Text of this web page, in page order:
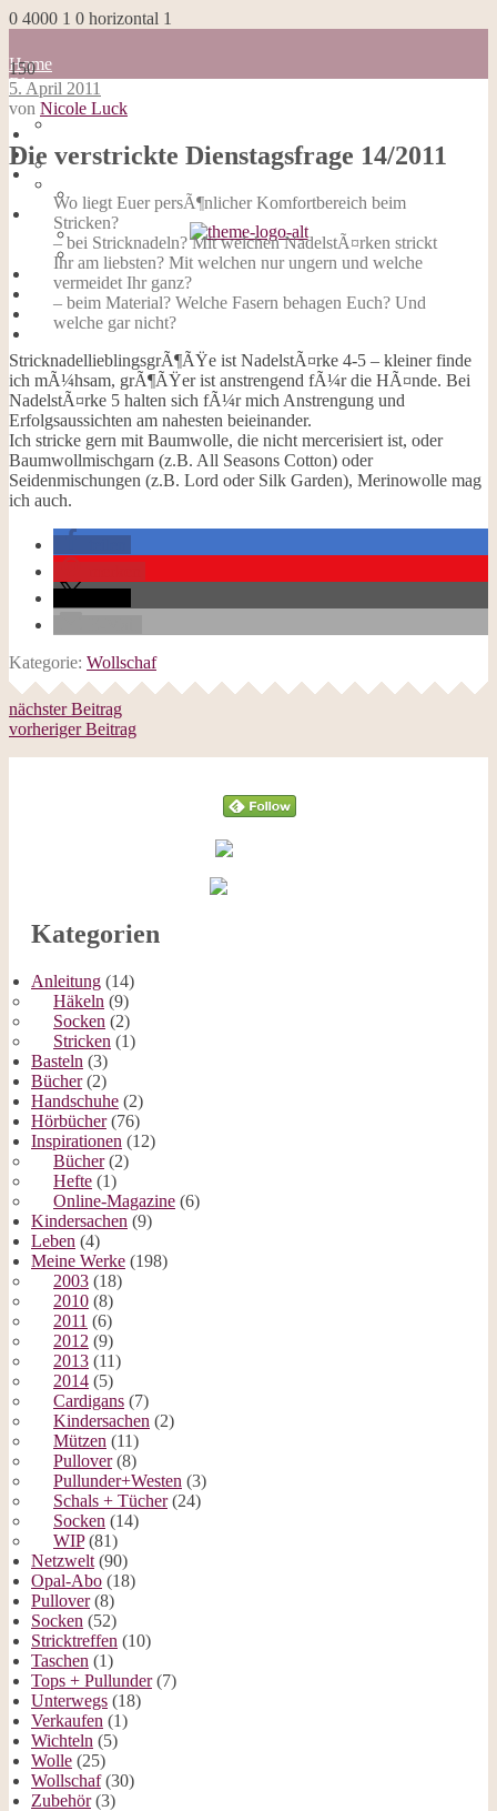
0 4000 1 0 horizontal 1
Home
Blog
about me
Impressum
Datenschutzerklärung
Galerie
Opal-Abos
Strickblogs
Hörbücher
150
Home
Blog
about me
100 Dinge
Impressum
Datenschutzerklärung
Cookies
Galerie
Opal-Abos
Strickblogs
Hörbücher
5. April 2011
von Nicole Luck
Die verstrickte Dienstagsfrage 14/2011
Wo liegt Euer persÃ¶nlicher Komfortbereich beim
Stricken?
– bei Stricknadeln? Mit welchen NadelstÃ¤rken strickt
Ihr am liebsten? Mit welchen nur ungern und welche
vermeidet Ihr ganz?
– beim Material? Welche Fasern behagen Euch? Und
welche gar nicht?
StricknadellieblingsgrÃ¶ÃŸe ist NadelstÃ¤rke 4-5 – kleiner finde
ich mÃ¼hsam, grÃ¶ÃŸer ist anstrengend fÃ¼r die HÃ¤nde. Bei
NadelstÃ¤rke 5 halten sich fÃ¼r mich Anstrengung und
Erfolgsaussichten am nahesten beieinander.
Ich stricke gern mit Baumwolle, die nicht mercerisiert ist, oder
Baumwollmischgarn (z.B. All Seasons Cotton) oder
Seidenmischungen (z.B. Lord oder Silk Garden), Merinowolle mag
ich auch.
Kategorie: Wollschaf
nächster Beitrag
vorheriger Beitrag
Kategorien
Anleitung (14)
Häkeln (9)
Socken (2)
Stricken (1)
Basteln (3)
Bücher(2)
Handschuhe (2)
Hörbücher(76)
Inspirationen (12)
Bücher(2)
Hefte (1)
Online-Magazine (6)
Kindersachen (9)
Leben (4)
Meine Werke (198)
2003 (18)
2010 (8)
2011 (6)
2012 (9)
2013 (11)
2014 (5)
Cardigans (7)
Kindersachen (2)
Mützen (11)
Pullover(8)
Pullunder+Westen (3)
Schals + Tücher(24)
Socken (14)
WIP(81)
Netzwelt (90)
Opal-Abo (18)
Pullover(8)
Socken (52)
Stricktreffen (10)
Taschen (1)
Tops + Pullunder(7)
Unterwegs (18)
Verkaufen (1)
Wichteln (5)
Wolle (25)
Wollschaf(30)
Zubehör(3)